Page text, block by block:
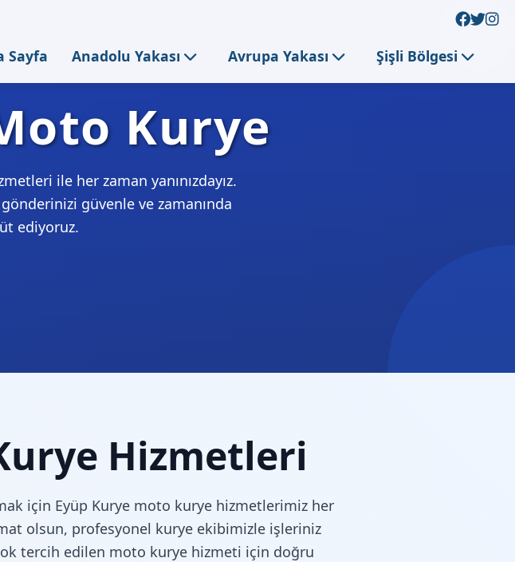
Sayfa Anadolu Yakası Avrupa Yakası Şişli Bölgesi
Kurye
ile her zaman yanınızdayız.
güvenle ve zamanında
ediyoruz.
Hizmetleri
için Eyüp Kurye moto kurye hizmetlerimiz her
olsun, profesyonel kurye ekibimizle işleriniz
tercih edilen moto kurye hizmeti için doğru